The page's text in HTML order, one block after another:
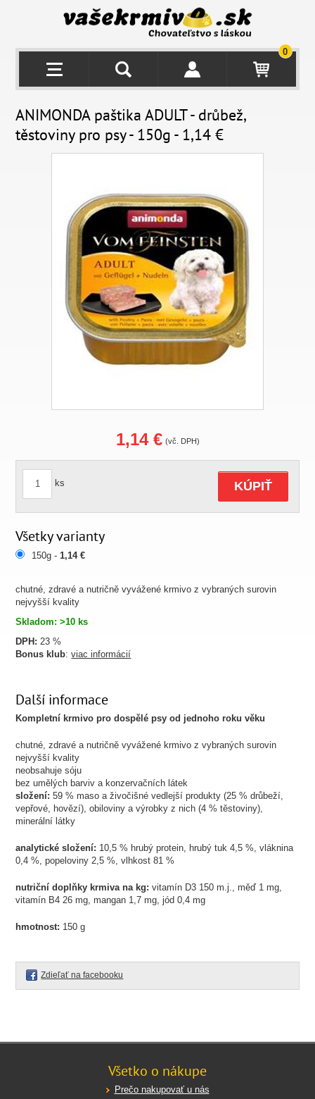
0
ANIMONDA paštika ADULT - drůbež,
těstoviny pro psy - 150g - 1,14 €
chutné, zdravé a nutričně vyvážené krmivo z vybraných surovin
nejvyšší kvality
Skladom: >10 ks
DPH: 23 %
Bonus klub:viac informácií
1,14 € (vč. DPH)
ks KÚPIŤ
Všetky varianty
150g -1,14 €
Další informace
Kompletní krmivo pro dospělé psy od jednoho roku věku
chutné, zdravé a nutričně vyvážené krmivo z vybraných surovin
nejvyšší kvality
neobsahuje sóju
bez umělých barviv a konzervačních látek
složení: 59 % maso a živočišné vedlejší produkty (25 % drůbeží,
vepřové, hovězí), obiloviny a výrobky z nich (4 % těstoviny),
minerální látky
analytické složení: 10,5 % hrubý protein, hrubý tuk 4,5 %, vláknina
0,4 %, popeloviny 2,5 %, vlhkost 81 %
nutriční doplňky krmiva na kg:vitamín D3 150 m.j., měď 1 mg,
vitamín B4 26 mg, mangan 1,7 mg, jód 0,4 mg
hmotnost: 150 g
Zdieľať na facebooku
Všetko o nákupe
Prečo nakupovať u nás